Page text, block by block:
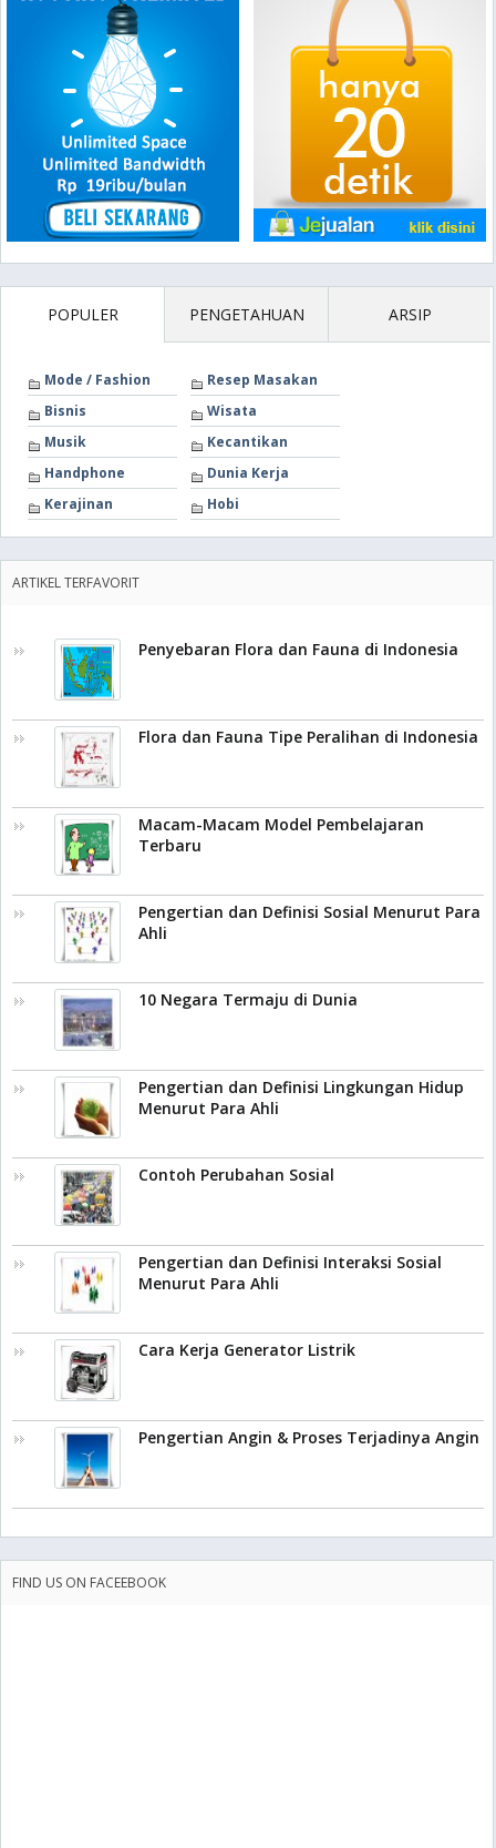
POPULER PENGETAHUAN ARSIP
Mode / Fashion
Resep Masakan
Bisnis
Wisata
Musik
Kecantikan
Handphone
Dunia Kerja
Kerajinan
Hobi
ARTIKEL TERFAVORIT
Penyebaran Flora dan Fauna di Indonesia
Flora dan Fauna Tipe Peralihan di Indonesia
Macam-Macam Model Pembelajaran
Terbaru
Pengertian dan Definisi Sosial Menurut Para
Ahli
10 Negara Termaju di Dunia
Pengertian dan Definisi Lingkungan Hidup
Menurut Para Ahli
Contoh Perubahan Sosial
Pengertian dan Definisi Interaksi Sosial
Menurut Para Ahli
Cara Kerja Generator Listrik
Pengertian Angin & Proses Terjadinya Angin
FIND US ON FACEEBOOK